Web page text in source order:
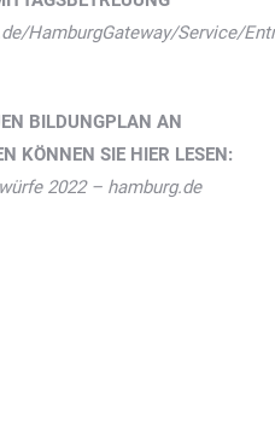
HamburgGateway/Service/
BILDUNGPLAN AN
KÖNNEN SIE HIER LESEN:
2022 – hamburg.de